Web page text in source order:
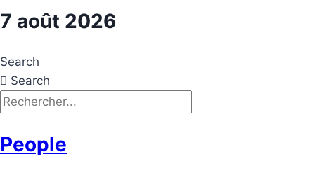
7 août 2026
Search
Search
People